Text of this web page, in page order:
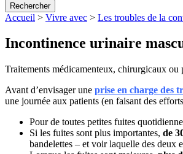
Rechercher
Accueil > Vivre avec > Les troubles de la
Incontinence urinaire
Traitements médicamenteux, chirurgicaux
Avant d’envisager une prise en charge des
une journée aux patients (en faisant des
Pour de toutes petites fuites
Si les fuites sont plus importantes, de
bandelettes – et voir laquelle des deux